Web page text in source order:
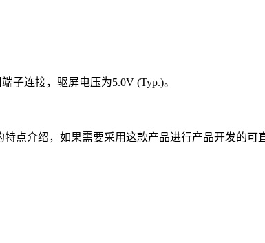
子连接，驱屏电压为5.0V (Typ.)。
点介绍，如果需要采用这款产品进行产品开发的可